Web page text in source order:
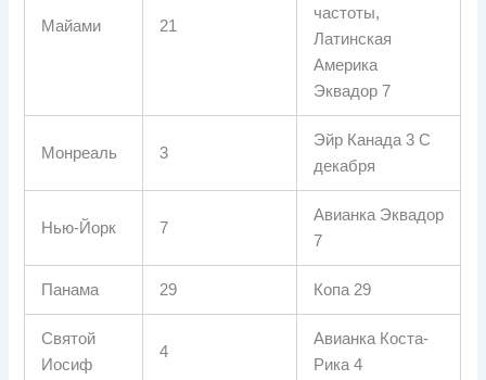
Майами 21
частоты,
Латинская
Америка
Эквадор 7
Монреаль 3
Эйр Канада 3 С
декабря
Нью-Йорк 7
Авианка Эквадор
7
Панама 29 Копа 29
Святой
Иосиф
4
Авианка Коста-
Рика 4